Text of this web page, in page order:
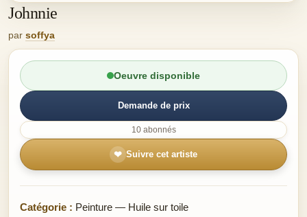
Johnnie
par soffya
Oeuvre disponible
Demande de prix
10 abonnés
❤ Suivre cet artiste
Catégorie : Peinture — Huile sur toile